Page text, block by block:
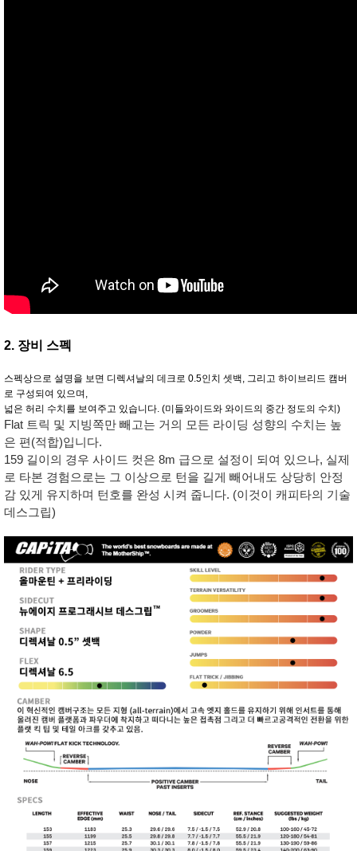
2. 장비 스펙
스펙상으로 설명을 보면 디렉셔날의 데크로 0.5인치 셋백, 그리고 하이브리드 캠버
로 구성되여 있으며,
넓은 허리 수치를 보여주고 있습니다. (미들와이드와 와이드의 중간 정도의 수치)
Flat 트릭 및 지빙쪽만 빼고는 거의 모든 라이딩 성향의 수치는 높
은 편(적합)입니다.
159 길이의 경우 사이드 컷은 8m 급으로 설정이 되여 있으나, 실제
로 타본 경험으로는 그 이상으로 턴을 길게 빼어내도 상당히 안정
감 있게 유지하며 턴호를 완성 시켜 줍니다. (이것이 캐피타의 기술
데스그립)